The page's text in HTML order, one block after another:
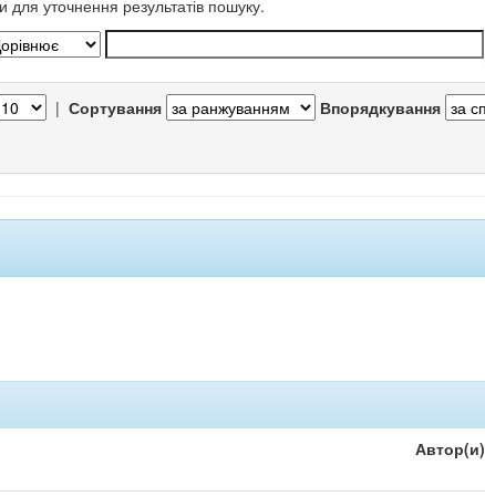
для уточнення результатів пошуку.
| Сортування Впорядкування
Автор(и)